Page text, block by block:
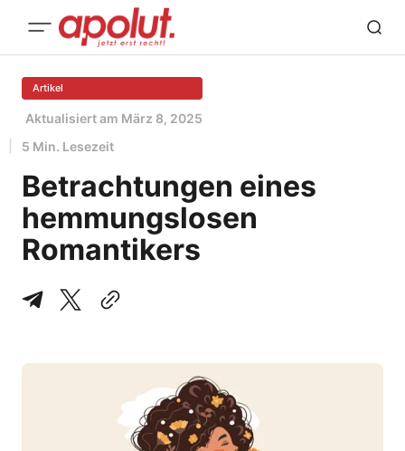
Artikel
Aktualisiert am März 8, 2025
5 Min. Lesezeit
Betrachtungen eines
hemmungslosen
Romantikers